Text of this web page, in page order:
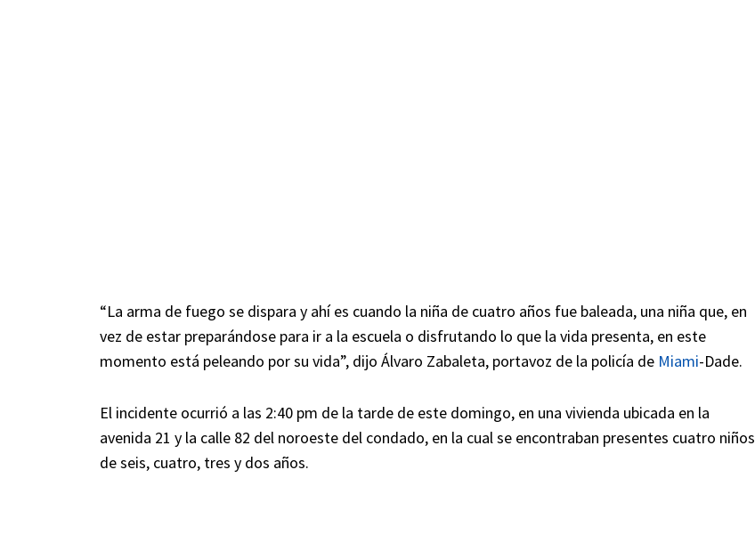
“La arma de fuego se dispara y ahí es cuando la niña de cuatro años fue baleada, una niña que, en
vez de estar preparándose para ir a la escuela o disfrutando lo que la vida presenta, en este
momento está peleando por su vida”, dijo Álvaro Zabaleta, portavoz de la policía de Miami-Dade.
El incidente ocurrió a las 2:40 pm de la tarde de este domingo, en una vivienda ubicada en la
avenida 21 y la calle 82 del noroeste del condado, en la cual se encontraban presentes cuatro niños
de seis, cuatro, tres y dos años.